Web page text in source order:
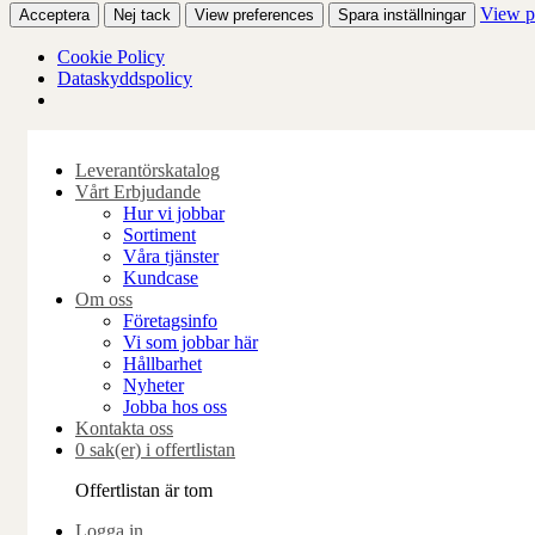
Acceptera Nej tack View preferences Spara inställningar View
Cookie Policy
Dataskyddspolicy
Leverantörskatalog
Vårt Erbjudande
Hur vi jobbar
Sortiment
Våra tjänster
Kundcase
Om oss
Företagsinfo
Vi som jobbar här
Hållbarhet
Nyheter
Jobba hos oss
Kontakta oss
0 sak(er) i offertlistan
Offertlistan är tom